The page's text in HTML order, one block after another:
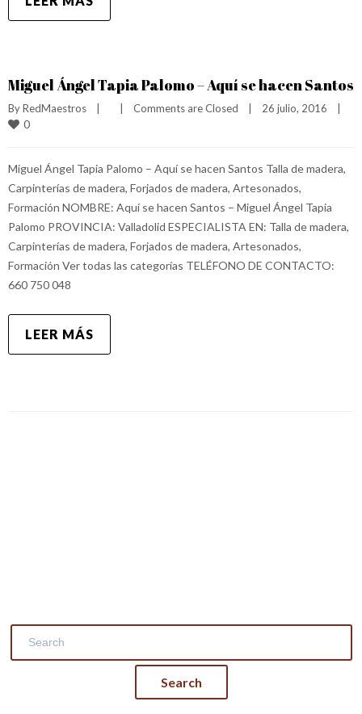
Miguel Ángel Tapia Palomo – Aquí se hacen Santos
By RedMaestros Comments are Closed 26 julio, 2016
0
Miguel Ángel Tapia Palomo – Aquí se hacen Santos Talla de madera,
Carpinterías de madera, Forjados de madera, Artesonados,
Formación NOMBRE: Aquí se hacen Santos – Miguel Ángel Tapia
Palomo PROVINCIA: Valladolid ESPECIALISTA EN: Talla de madera,
Carpinterías de madera, Forjados de madera, Artesonados,
Formación Ver todas las categorías TELÉFONO DE CONTACTO:
660 750 048
LEER MÁS